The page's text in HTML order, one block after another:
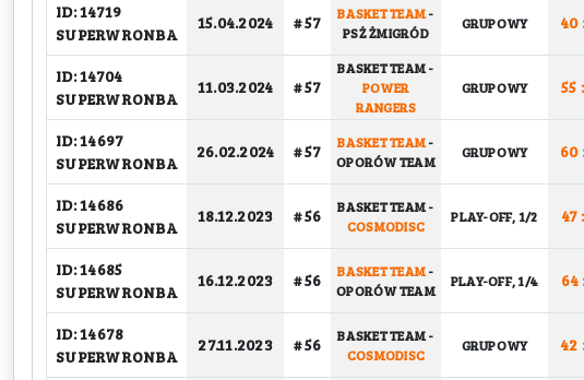
ID: 14719
SUPERWRONBA
15.04.2024 # 57 BASKET TEAM-
PSŻ ŻMIGRÓD
GRUPOWY 40
ID: 14704
SUPERWRONBA
11.03.2024 # 57
BASKET TEAM-
POWER
RANGERS
GRUPOWY 55
ID: 14697
SUPERWRONBA
26.02.2024 # 57 BASKET TEAM-
OPORÓW TEAM
GRUPOWY 60
ID: 14686
SUPERWRONBA
18.12.2023 # 56 BASKET TEAM-
COSMODISC
PLAY-OFF, 1/2 47
ID: 14685
SUPERWRONBA
16.12.2023 # 56 BASKET TEAM-
OPORÓW TEAM
PLAY-OFF, 1/4 64
ID: 14678
SUPERWRONBA
27.11.2023 # 56 BASKET TEAM-
COSMODISC
GRUPOWY 42